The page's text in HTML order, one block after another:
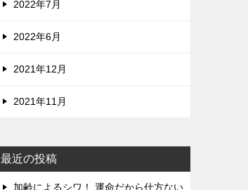
2022年7月
2022年6月
2021年12月
2021年11月
最近の投稿
加齢によるシワ！ 運命だから仕方ない